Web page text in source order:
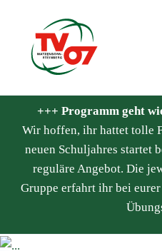
+++ Programm geht
Wir hoffen, ihr hattet tolle
neuen Schuljahres startet
reguläre Angebot. Die
Gruppe erfahrt ihr bei